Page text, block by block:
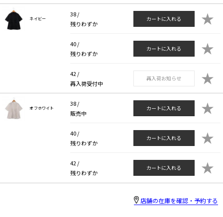
ネイビー
38 /
残りわずか
カートに入れる ★
40 /
残りわずか
カートに入れる ★
42 /
再入荷受付中
再入荷お知らせ ★
オフホワイト
38 /
販売中
カートに入れる ★
40 /
残りわずか
カートに入れる ★
42 /
残りわずか
カートに入れる ★
店舗の在庫を確認・予約する